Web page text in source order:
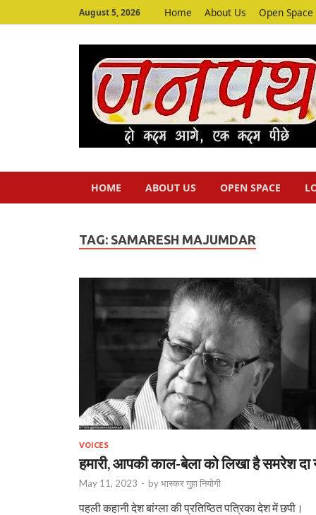
August 5, 2026 Home About Us Open Space
HOME ABOUT US OPEN SPACE
TAG: SAMARESH MAJUMDAR
VOICES
हमारी, आपकी काल-बेला को लिखा है समरेश दा
May 11, 2023 - byभास्‍कर गुहा नियोगी
पहली कहानी देश बांग्ला की प्रतिष्ठित पत्रिका देश में छपी।